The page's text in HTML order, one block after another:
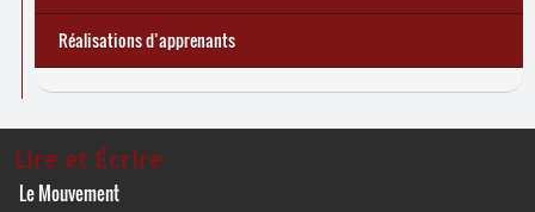
Réalisations d’apprenants
Lire et Écrire
Le Mouvement